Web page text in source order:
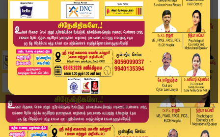
ஆட்சி மாற்றம்...மக்களுக்கு ஏமாற்றம் - தமிழிசை |...